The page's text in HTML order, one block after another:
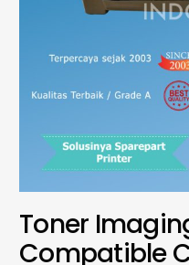
Toner
Compatible